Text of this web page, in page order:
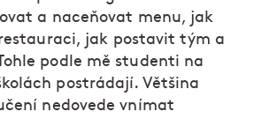
a naceňovat menu, jak
jak postavit tým a
podle mě studenti na
postrádají. Většina
nedovede vnímat